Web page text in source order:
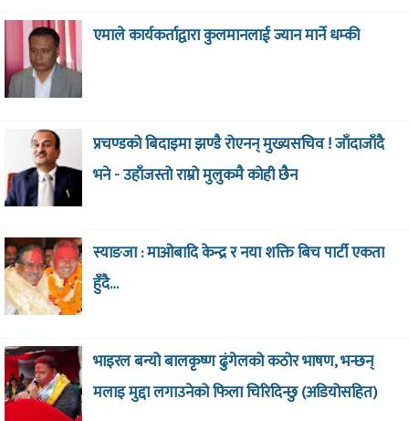
एमाले कार्यकर्ताद्वारा कुलमानलाई ज्यान मार्ने धम्की
प्रचण्डको बिदाइमा झण्डै रोएनन् मुख्यसचिव ! जाँदाजाँदै
भने - उहाँजस्तो राम्रो मुलुकमै कोही छैन
स्याङजा : माओबादि केन्द्र र नया शक्ति बिच पार्टी एकता
हुँदै…
भाइरल बन्यो बालकृष्ण ढुंगेलको कठोर भाषण, भन्छन्
मलाइ मुद्दा लगाउनेको फिला चिरिदिन्छु (अडियोसहित)